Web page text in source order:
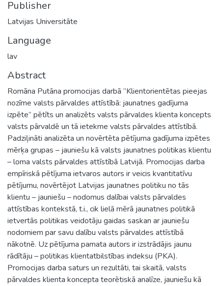
Publisher
Latvijas Universitāte
Language
lav
Abstract
Romāna Putāna promocijas darbā “Klientorientētas pieejas
nozīme valsts pārvaldes attīstībā: jaunatnes gadījuma
izpēte” pētīts un analizēts valsts pārvaldes klienta koncepts
valsts pārvaldē un tā ietekme valsts pārvaldes attīstībā.
Padziļināti analizēta un novērtēta pētījuma gadījuma izpētes
mērķa grupas – jauniešu kā valsts jaunatnes politikas klientu
– loma valsts pārvaldes attīstībā Latvijā. Promocijas darba
empīriskā pētījuma ietvaros autors ir veicis kvantitatīvu
pētījumu, novērtējot Latvijas jaunatnes politiku no tās
klientu – jauniešu – nodomus dalībai valsts pārvaldes
attīstības kontekstā, t.i., cik lielā mērā jaunatnes politikā
ietvertās politikas veidotāju gaidas saskan ar jauniešu
nodomiem par savu dalību valsts pārvaldes attīstībā
nākotnē. Uz pētījuma pamata autors ir izstrādājis jaunu
rādītāju – politikas klientatbilstības indeksu (PKA).
Promocijas darba saturs un rezultāti, tai skaitā, valsts
pārvaldes klienta koncepta teorētiskā analīze, jauniešu kā